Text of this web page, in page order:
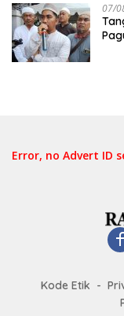
07/
Error, no Advert ID
Kode Etik